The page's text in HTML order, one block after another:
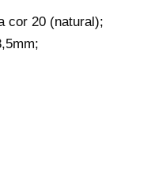
cor 20 (natural);